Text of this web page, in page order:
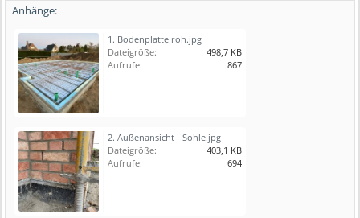
Anhänge:
1. Bodenplatte roh.jpg
Dateigröße:
498,7 KB
Aufrufe:
867
2. Außenansicht - Sohle.jpg
Dateigröße:
403,1 KB
Aufrufe:
694